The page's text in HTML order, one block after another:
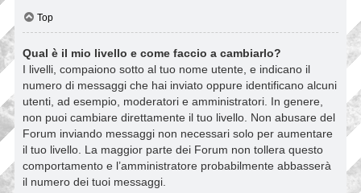
Top
Qual è il mio livello e come faccio a cambiarlo?
I livelli, compaiono sotto al tuo nome utente, e indicano il
numero di messaggi che hai inviato oppure identificano alcuni
utenti, ad esempio, moderatori e amministratori. In genere,
non puoi cambiare direttamente il tuo livello. Non abusare del
Forum inviando messaggi non necessari solo per aumentare
il tuo livello. La maggior parte dei Forum non tollera questo
comportamento e l’amministratore probabilmente abbasserà
il numero dei tuoi messaggi.